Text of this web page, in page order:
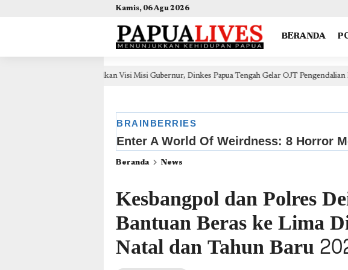
(self.SWG_BASIC = self.SWG_BASIC || []).push( basicSubscriptions => { basicSubscriptions.init({ type: "NewsArticle",
Kamis, 06 Agu 2026
BERANDA
Visi Misi Gubernur, Dinkes Papua Tengah Gelar OJT Pengendalian Penyakit Menular di Deiyai
Beranda News
Kesbangpol dan Polres
Bantuan Beras ke Lima
Natal dan Tahun Baru